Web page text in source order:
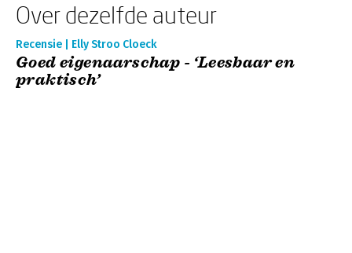
Over dezelfde auteur
Recensie | Elly Stroo Cloeck
Goed eigenaarschap - ‘Leesbaar en
praktisch’